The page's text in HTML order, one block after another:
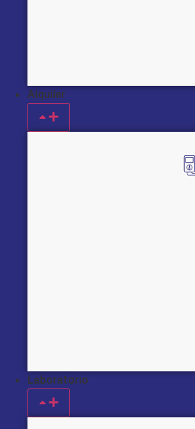
Alquiler
Laboratorio